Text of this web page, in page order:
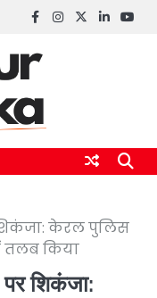
Facebook
instagram
twitterlinkedin
केरल पुलिस
तलब किया
शिकंजा: